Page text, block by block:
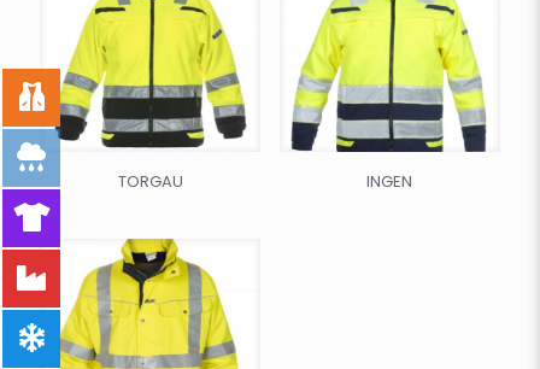
TORGAU INGEN